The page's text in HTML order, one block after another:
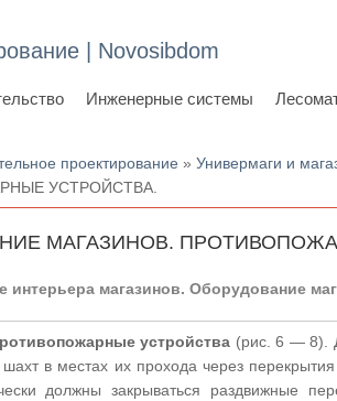
| Novosibdom
Инженерные системы
проектирование »Универмаги и
УСТРОЙСТВА.
МАГАЗИНОВ.
интерьера магазинов. Оборудование
устройства (рис. 6 — 8).
в местах их прохода через
должны закрываться раздвижные